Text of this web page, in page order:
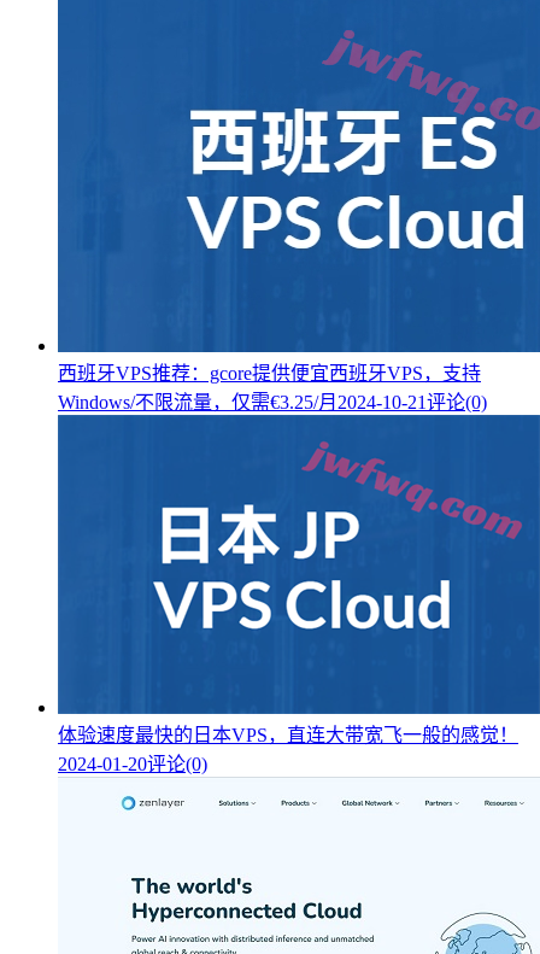
西班牙VPS推荐：gcore提供便宜西班牙VPS，支持
Windows/不限流量，仅需€3.25/月 2024-10-21评论(0)
体验速度最快的日本VPS，直连大带宽飞一般的感觉！
2024-01-20评论(0)